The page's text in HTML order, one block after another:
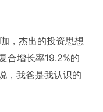
，杰出的投资思想
合增长率19.2%的
，我爸是我认识的